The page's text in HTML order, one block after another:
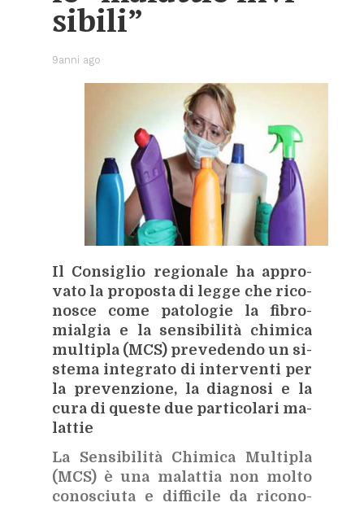
si­bi­li”
9anni ago
Il Con­si­glio re­gio­na­le ha ap­pro­
va­to la pro­po­sta di leg­ge che ri­co­
no­sce come pa­to­lo­gie la fi­bro­
mial­gia e la sen­si­bi­li­tà chi­mi­ca
mul­ti­pla (MCS) pre­ve­den­do un si­
ste­ma in­te­gra­to di in­ter­ven­ti per
la pre­ven­zio­ne, la dia­gno­si e la
cura di que­ste due par­ti­co­la­ri ma­
lat­tie
La Sen­si­bi­li­tà Chi­mi­ca Mul­ti­pla
(MCS) è una ma­lat­tia non mol­to
co­no­sciu­ta e dif­fi­ci­le da ri­co­no­